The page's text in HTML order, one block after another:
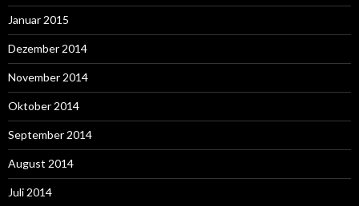
Januar 2015
Dezember 2014
November 2014
Oktober 2014
September 2014
August 2014
Juli 2014